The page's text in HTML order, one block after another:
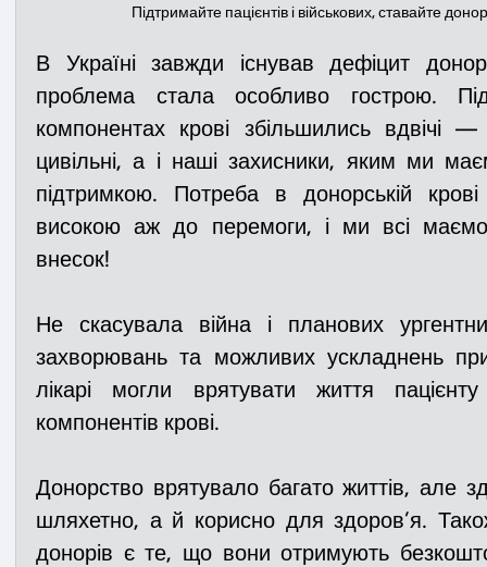
Підтримайте пацієнтів і військових, ставайте
В Україні завжди існував дефіцит
проблема стала особливо гострою.
компонентах крові збільшились вдвічі
цивільні, а і наші захисники, яким ми
підтримкою. Потреба в донорській
високою аж до перемоги, і ми всі маємо
внесок!
Не скасувала війна і планових
захворювань та можливих ускладнень
лікарі могли врятувати життя
компонентів крові.
Донорство врятувало багато життів, але
шляхетно, а й корисно для здоров’я.
донорів є те, що вони отримують